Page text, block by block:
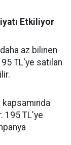
Etkiliyor
az bilinen
TL'ye satılan
195 TL'ye